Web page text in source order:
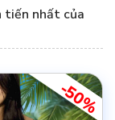
tiến nhất của
-50%